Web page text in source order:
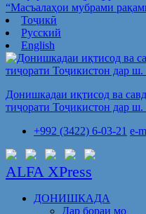
“Масъалаҳои мубрами
Тоҷикӣ
Русский
English
Донишкадаи иқтисод ва
тиҷорати Тоҷикистон дар
+992 (3422) 6-03-21 e-
ALFA XPress
ДОНИШКАДА
Дар бораи мо